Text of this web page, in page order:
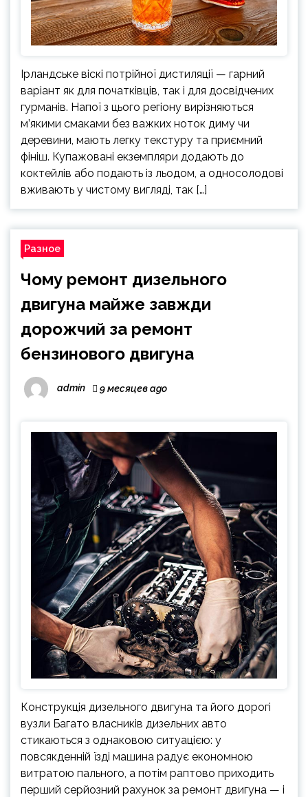
Ірландське віскі потрійної дистиляції — гарний
варіант як для початківців, так і для досвідчених
гурманів. Напої з цього регіону вирізняються
м’якими смаками без важких ноток диму чи
деревини, мають легку текстуру та приємний
фініш. Купажовані екземпляри додають до
коктейлів або подають із льодом, а односолодові
вживають у чистому вигляді, так […]
Разное
Чому ремонт дизельного
двигуна майже завжди
дорожчий за ремонт
бензинового двигуна
admin 9 месяцев ago
Конструкція дизельного двигуна та його дорогі
вузли Багато власників дизельних авто
стикаються з однаковою ситуацією: у
повсякденній їзді машина радує економною
витратою пального, а потім раптово приходить
перший серйозний рахунок за ремонт двигуна — і